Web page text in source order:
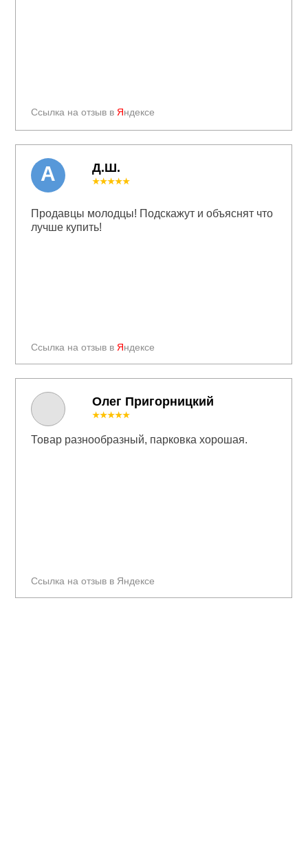
Олег Пригорницкий
Ссылка на отзыв в Яндексе
Д.Ш.
Ссылка на отзыв в Яндексе
★★★★★
Продавцы молодцы! Подскажут и объяснят что
лучше купить!
А
Ссылка на отзыв в Яндексе
★★★★★
Товар разнообразный, парковка хорошая.